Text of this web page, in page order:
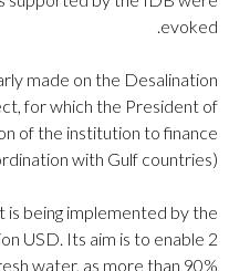
evoked.
made on the Desalination
for which the President of
of the institution to finance
with Gulf countries).
being implemented by the
USD. Its aim is to enable 2
water, as more than 90%